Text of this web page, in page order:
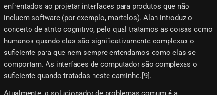
enfrentados ao projetar interfaces para produtos que não
incluem software (por exemplo, martelos). Alan introduz o
conceito de atrito cognitivo, pelo qual tratamos as coisas como
humanos quando elas são significativamente complexas o
suficiente para que nem sempre entendamos como elas se
comportam. As interfaces de computador são complexas o
suficiente quando tratadas neste caminho.[9]​.
Atualmente, o solucionador de problemas comum é a